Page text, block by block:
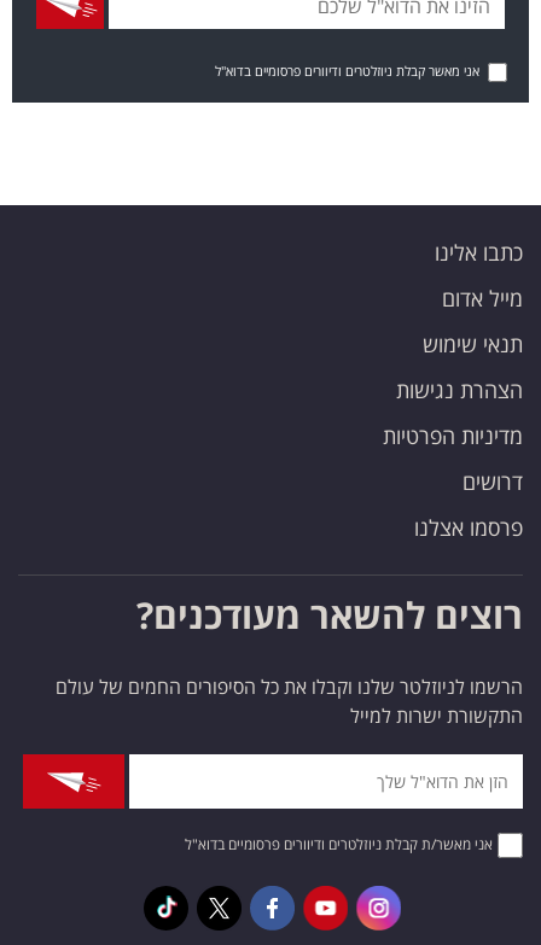
אני מאשר קבלת ניוזלטרים ודיוורים פרסומיים בדוא"ל
כתבו אלינו
מייל אדום
תנאי שימוש
הצהרת נגישות
מדיניות הפרטיות
דרושים
פרסמו אצלנו
רוצים להשאר מעודכנים?
הרשמו לניוזלטר שלנו וקבלו את כל הסיפורים החמים של עולם
התקשורת ישרות למייל
אני מאשר/ת קבלת ניוזלטרים ודיוורים פרסומיים בדוא"ל